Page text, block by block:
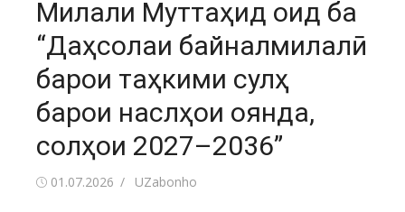
Милали Муттаҳид оид ба
“Даҳсолаи байналмилалӣ
барои таҳкими сулҳ
барои наслҳои оянда,
солҳои 2027–2036”
01.07.2026 UZabonho